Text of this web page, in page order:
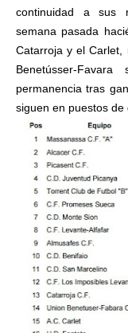
continuidad a sus
semana pasada
Catarroja y el Carlet,
Benetússer-
permanencia tras
siguen en puestos de